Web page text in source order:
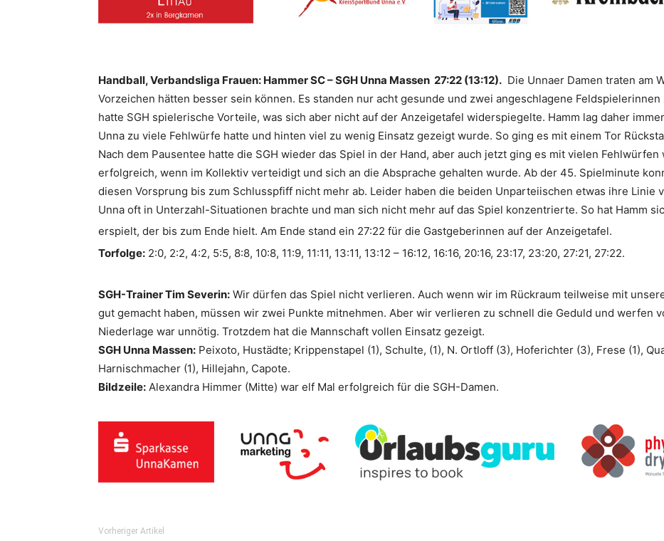
Handball, Verbandsliga Frauen: Hammer SC – SGH Unna Massen 27:22 (13:12). Die Unnaer Damen traten am
Vorzeichen hätten besser sein können. Es standen nur acht gesunde und zwei angeschlagene
hatte SGH spielerische Vorteile, was sich aber nicht auf der Anzeigetafel widerspiegelte. Hamm lag daher
Unna zu viele Fehlwürfe hatte und hinten viel zu wenig Einsatz gezeigt wurde. So ging es mit einem Tor
Nach dem Pausentee hatte die SGH wieder das Spiel in der Hand, aber auch jetzt ging es mit vielen
erfolgreich, wenn im Kollektiv verteidigt und sich an die Absprache gehalten wurde. Ab der 45. Spielminute
diesen Vorsprung bis zum Schlusspfiff nicht mehr ab. Leider haben die beiden Unparteiischen etwas ihre Linie
Unna oft in Unterzahl-Situationen brachte und man sich nicht mehr auf das Spiel konzentrierte. So hat Hamm
erspielt, der bis zum Ende hielt. Am Ende stand ein 27:22 für die Gastgeberinnen auf der Anzeigetafel.
Torfolge: 2:0, 2:2, 4:2, 5:5, 8:8, 10:8, 11:9, 11:11, 13:11, 13:12 – 16:12, 16:16, 20:16, 23:17, 23:20, 27:21, 27:22.
SGH-Trainer Tim Severin: Wir dürfen das Spiel nicht verlieren. Auch wenn wir im Rückraum teilweise mit
gut gemacht haben, müssen wir zwei Punkte mitnehmen. Aber wir verlieren zu schnell die Geduld und werfen
Niederlage war unnötig. Trotzdem hat die Mannschaft vollen Einsatz gezeigt.
SGH Unna Massen: Peixoto, Hustädte; Krippenstapel (1), Schulte, (1), N. Ortloff (3), Hoferichter (3), Frese (1),
Harnischmacher (1), Hillejahn, Capote.
Bildzeile: Alexandra Himmer (Mitte) war elf Mal erfolgreich für die SGH-Damen.
Vorheriger Artikel